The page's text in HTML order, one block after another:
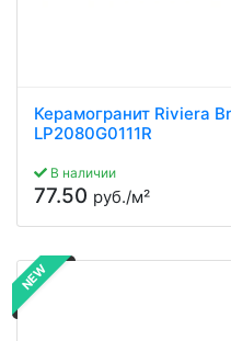
Керамогранит Riviera
LP2080G0111R
В наличии
77.50 руб./м²
NEW